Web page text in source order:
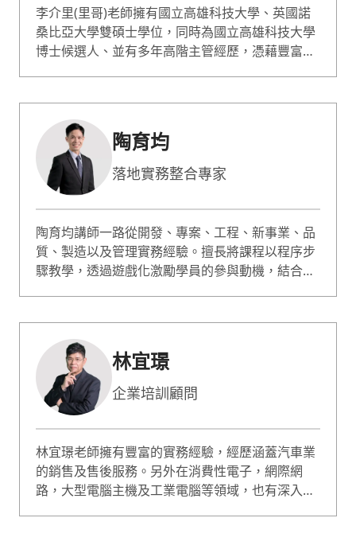
李介里(里哥)老師擁有國立高雄科技大學、英國諾
桑比亞大學雙碩士學位，同時為國立高雄科技大學
博士候選人、並有多年高階主管經歷，憑藉豐富的
務結合，讓學員能夠學以致用。此外，老師也具備
全英文授課經驗，並在多家企業擔任講師。
陶育均
落地實務整合專家
陶育均講師一路從開發、專案、工程、新事業、品
質、製造以及管理實務經驗。擅長將課程以程序步
驟教學，透過遊戲化激勵學員的參與動機，結合情
習成效即刻有感。教授PDCA高效工作、流程改
善、問題解決、設計思考、專案管理...等議題
林宜璟
企業培訓顧問
林宜璟老師擁有豐富的實務經驗，經歷涵蓋汽車業
的銷售及售後服務。另外在消費性電子，網際網
路，大型電腦主機及工業電腦等領域，也有深入的